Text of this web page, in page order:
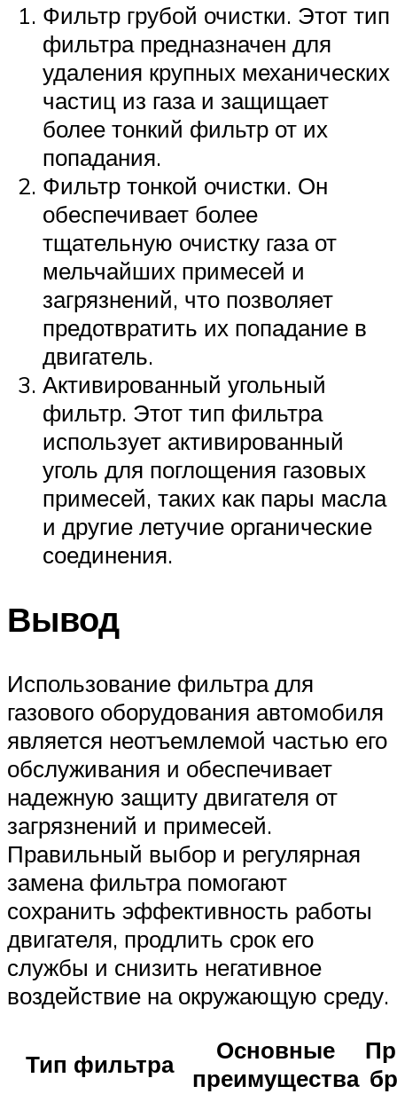
Фильтр грубой очистки. Этот тип
фильтра предназначен для
удаления крупных механических
частиц из газа и защищает
более тонкий фильтр от их
попадания.
Фильтр тонкой очистки. Он
обеспечивает более
тщательную очистку газа от
мельчайших примесей и
загрязнений, что позволяет
предотвратить их попадание в
двигатель.
Активированный угольный
фильтр. Этот тип фильтра
использует активированный
уголь для поглощения газовых
примесей, таких как пары масла
и другие летучие органические
соединения.
Вывод
Использование фильтра для
газового оборудования автомобиля
является неотъемлемой частью его
обслуживания и обеспечивает
надежную защиту двигателя от
загрязнений и примесей.
Правильный выбор и регулярная
замена фильтра помогают
сохранить эффективность работы
двигателя, продлить срок его
службы и снизить негативное
воздействие на окружающую среду.
Тип фильтра
Основные
преимущества